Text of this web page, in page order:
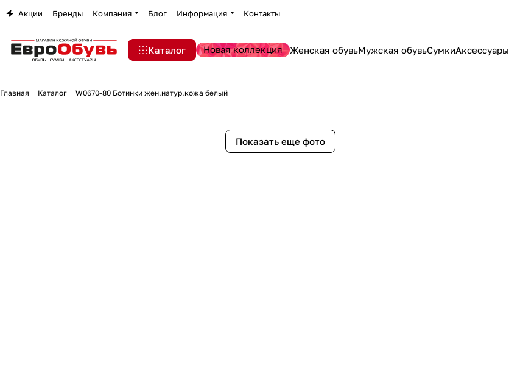
Акции Бренды Компания Блог Информация Контакты
Каталог Новая коллекция Женская обувьМужская обувьСумкиАксессуары
Главная Каталог W0670-80 Ботинки жен.натур.кожа белый
Показать еще фото